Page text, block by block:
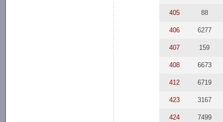
405 88
406 6277
407 159
408 6673
412 6719
423 3167
424 7499